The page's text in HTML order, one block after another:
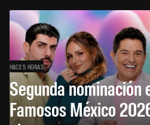
HACE 5 HORAS
Segunda nominación
Famosos México